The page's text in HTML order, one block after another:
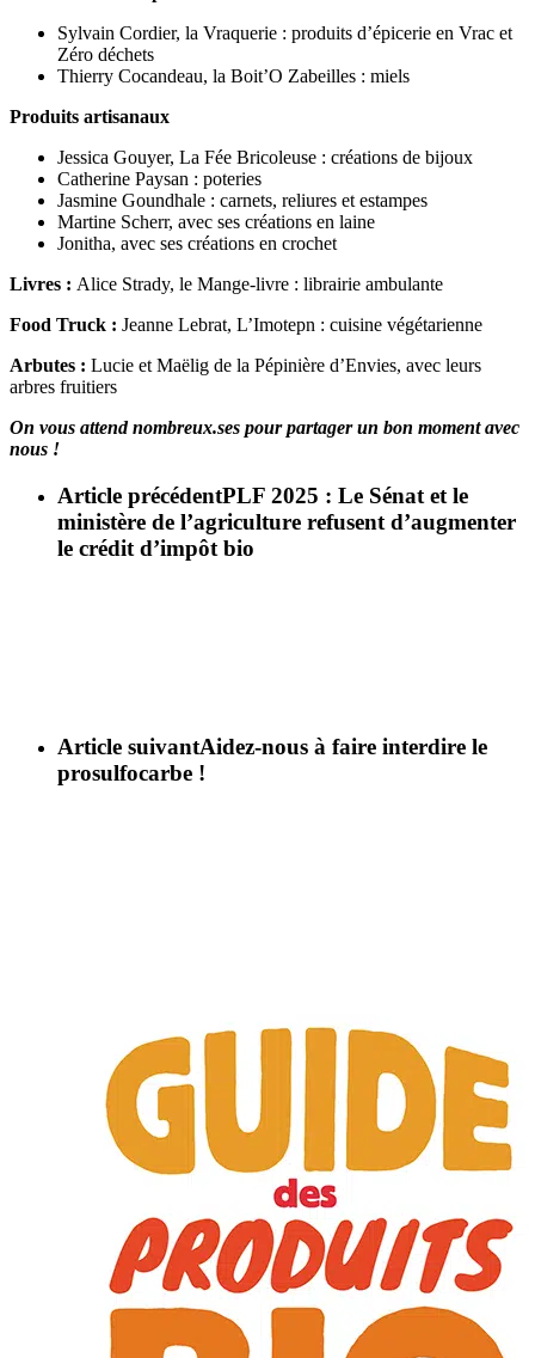
Sylvain Cordier, la Vraquerie : produits d’épicerie en Vrac et
Zéro déchets
Thierry Cocandeau, la Boit’O Zabeilles : miels
Produits artisanaux
Jessica Gouyer, La Fée Bricoleuse : créations de bijoux
Catherine Paysan : poteries
Jasmine Goundhale : carnets, reliures et estampes
Martine Scherr, avec ses créations en laine
Jonitha, avec ses créations en crochet
Livres : Alice Strady, le Mange-livre : librairie ambulante
Food Truck : Jeanne Lebrat, L’Imotepn : cuisine végétarienne
Arbutes : Lucie et Maëlig de la Pépinière d’Envies, avec leurs
arbres fruitiers
On vous attend nombreux.ses pour partager un bon moment avec
nous !
Article précédentPLF 2025 : Le Sénat et le
ministère de l’agriculture refusent d’augmenter
le crédit d’impôt bio
Article suivantAidez-nous à faire interdire le
prosulfocarbe !